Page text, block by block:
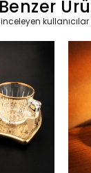
Benzer